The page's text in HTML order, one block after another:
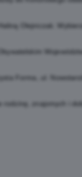
Olejniczak.
Forma, ul.
znajomych i